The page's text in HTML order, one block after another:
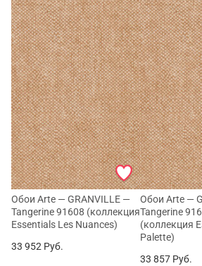
Обои Arte — GRANVILLE —
Tangerine 91608 (коллекция
Essentials Les Nuances)
33 952 Руб.
Обои Arte —
Tangerine
(коллекция
Palette)
33 857 Руб.